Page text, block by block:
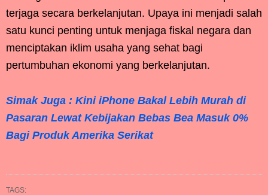
terjaga secara berkelanjutan. Upaya ini menjadi salah
satu kunci penting untuk menjaga fiskal negara dan
menciptakan iklim usaha yang sehat bagi
pertumbuhan ekonomi yang berkelanjutan.
Simak Juga : Kini iPhone Bakal Lebih Murah di
Pasaran Lewat Kebijakan Bebas Bea Masuk 0%
Bagi Produk Amerika Serikat
TAGS: